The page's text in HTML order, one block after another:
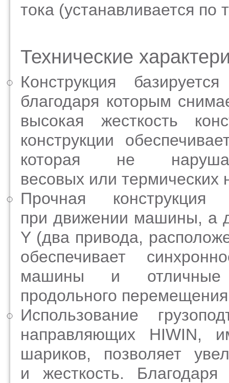
тока (устанавливается по
Технические
Конструкция
благодаря которым
высокая жесткость
конструкции
которая не
весовых или термических
Прочная
при движении машины, а
Y (два привода,
обеспечивает
машины и отличные
продольного
Использование
направляющих HIWIN,
шариков, позволяет
и жесткость. Благодаря